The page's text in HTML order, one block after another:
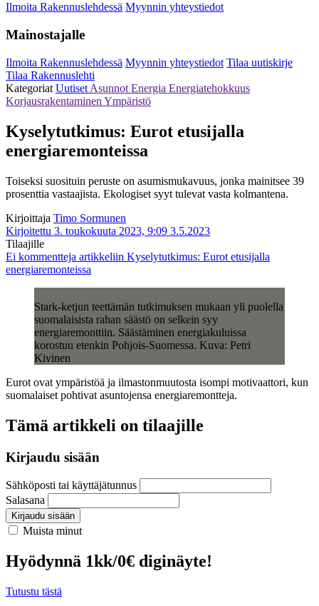
Ilmoita Rakennuslehdessä Myynnin yhteystiedot
Mainostajalle
Ilmoita Rakennuslehdessä Myynnin yhteystiedot Tilaa uutiskirje
Tilaa Rakennuslehti
Kategoriat Uutiset Asunnot Energia Energiatehokkuus
Korjausrakentaminen Ympäristö
Kyselytutkimus: Eurot etusijalla
energiaremonteissa
Toiseksi suosituin peruste on asumismukavuus, jonka mainitsee 39
prosenttia vastaajista. Ekologiset syyt tulevat vasta kolmantena.
Kirjoittaja Timo Sormunen
Kirjoitettu 3. toukokuuta 2023, 9:09 3.5.2023
Tilaajille
Ei kommentteja artikkeliin Kyselytutkimus: Eurot etusijalla
energiaremonteissa
Stark-ketjun teettämän tutkimuksen mukaan yli puolella
suomalaisista rahan säästö on selkein syy
energiaremonttiin. Säästäminen energiakuluissa
korostuu etenkin Pohjois-Suomessa. Kuva: Petri
Kivinen
Eurot ovat ympäristöä ja ilmastonmuutosta isompi motivaattori, kun
suomalaiset pohtivat asuntojensa energiaremontteja.
Tämä artikkeli on tilaajille
Kirjaudu sisään
Sähköposti tai käyttäjätunnus
Salasana
Kirjaudu sisään
Muista minut
Hyödynnä 1kk/0€ diginäyte!
Tutustu tästä